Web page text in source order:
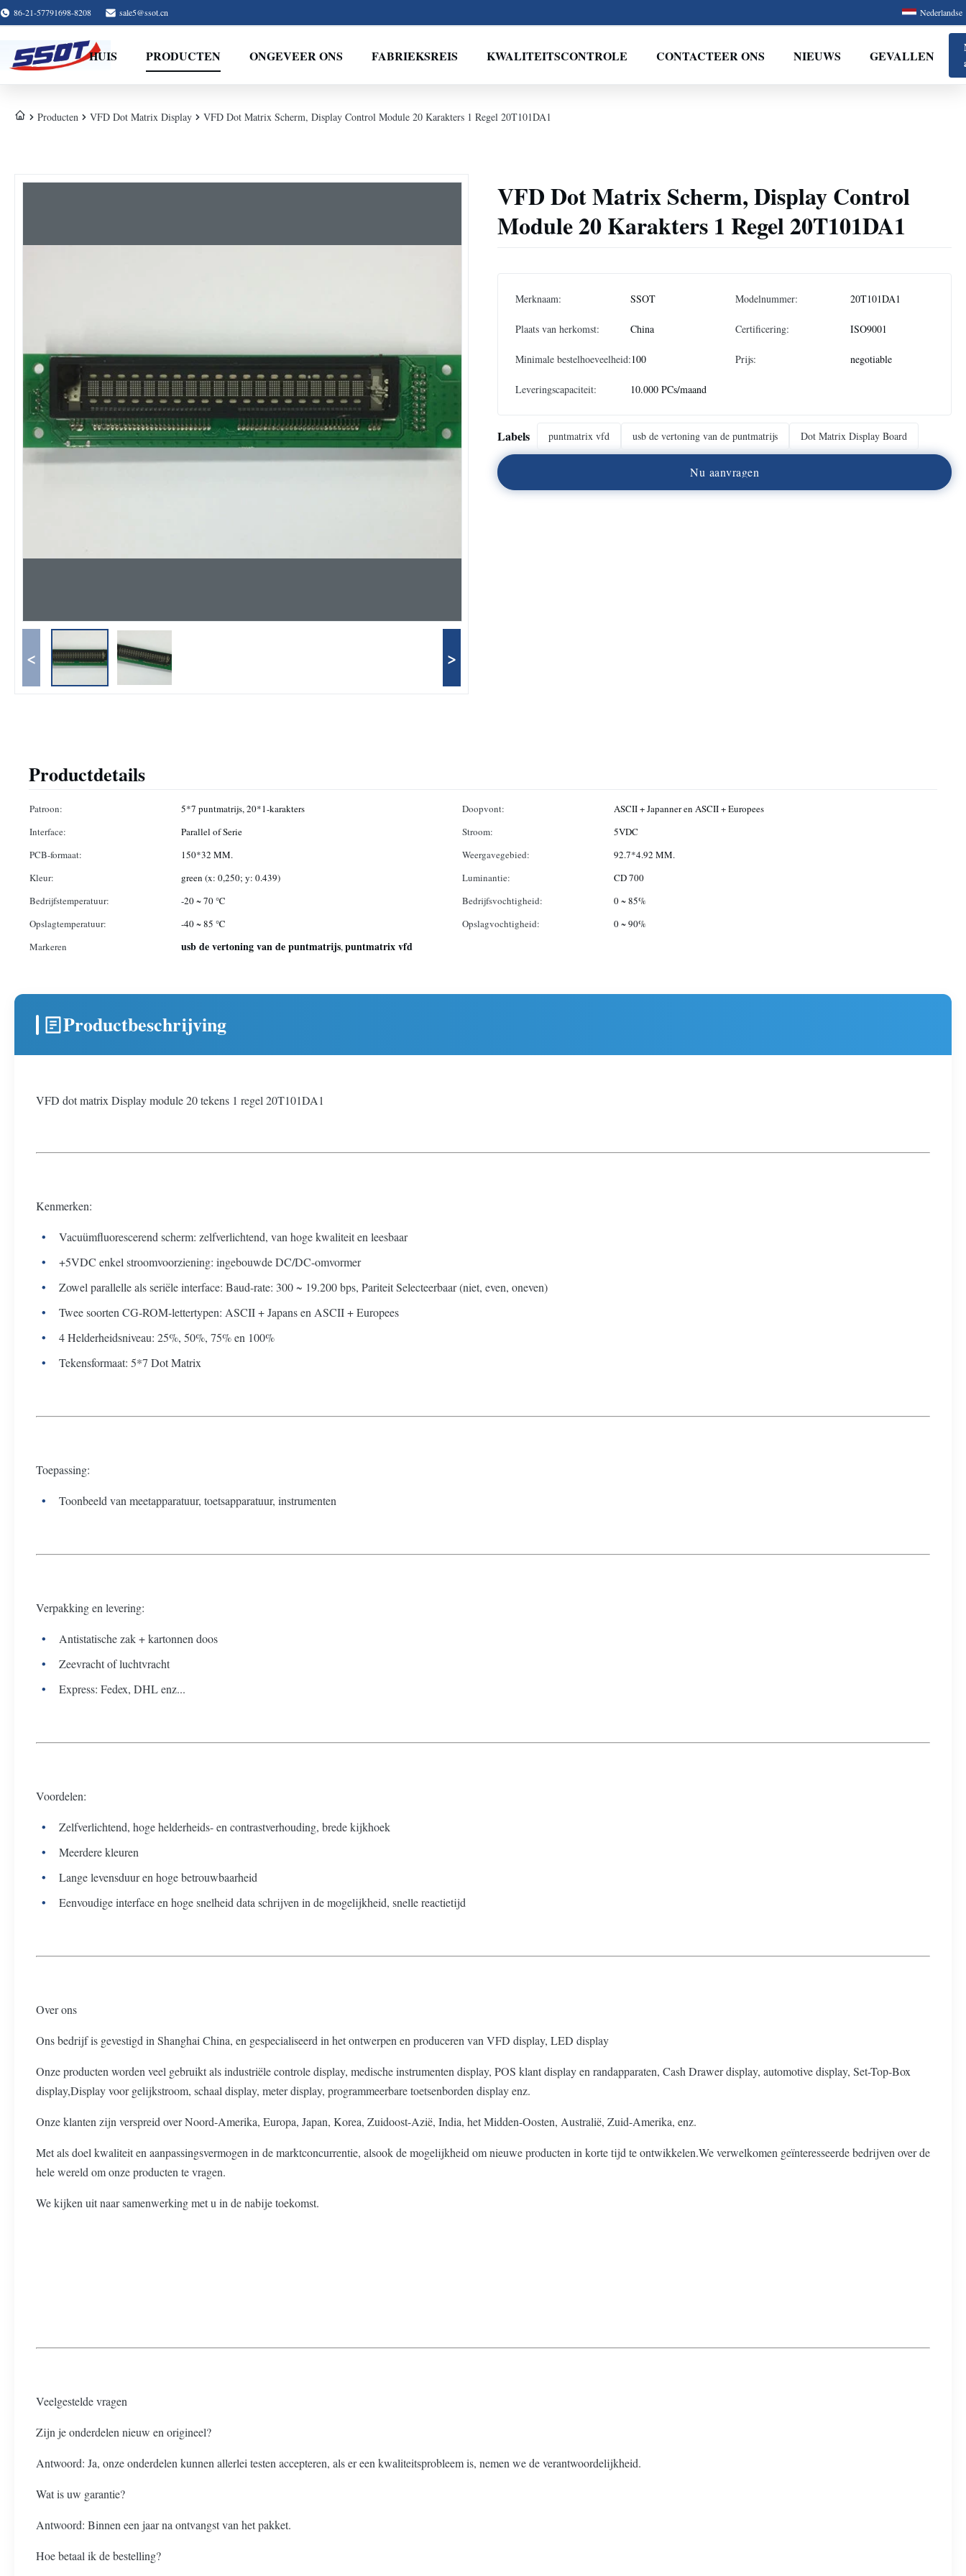
86-21-57791698-8208 sale5@ssot.cn Nederlandse
HUIS PRODUCTEN ONGEVEER ONS FABRIEKSREIS KWALITEITSCONTROLE CONTACTEER ONS NIEUWS GEVALLEN
Producten VFD Dot Matrix Display VFD Dot Matrix Scherm, Display Control Module 20 Karakters 1 Regel 20T101DA1
< >
VFD Dot Matrix Scherm, Display Control
Module 20 Karakters 1 Regel 20T101DA1
Merknaam: SSOT Modelnummer: 20T101DA1
Plaats van herkomst: China Certificering: ISO9001
Minimale bestelhoeveelheid:100 Prijs: negotiable
Leveringscapaciteit: 10.000 PCs/maand
Labels puntmatrix vfd usb de vertoning van de puntmatrijs Dot Matrix Display Board
Nu aanvragen
Productdetails
Patroon: 5*7 puntmatrijs, 20*1-karakters Doopvont:
ASCII + Japanner en ASCII + Europees
Interface:
Parallel of Serie Stroom:
5VDC
PCB-formaat:
150*32 MM. Weergavegebied:
92.7*4.92 MM.
Kleur:
green (x: 0,250; y: 0.439) Luminantie:
CD 700
Bedrijfstemperatuur:
-20 ~ 70 ℃ Bedrijfsvochtigheid:
0 ~ 85%
Opslagtemperatuur:
-40 ~ 85 ℃ Opslagvochtigheid:
0 ~ 90%
Markeren
usb de vertoning van de puntmatrijs,puntmatrix vfd
Productbeschrijving
VFD dot matrix Display module 20 tekens 1 regel 20T101DA1
Kenmerken:
Vacuümfluorescerend scherm: zelfverlichtend, van hoge kwaliteit en leesbaar
+5VDC enkel stroomvoorziening: ingebouwde DC/DC-omvormer
Zowel parallelle als seriële interface: Baud-rate: 300 ~ 19.200 bps, Pariteit Selecteerbaar (niet, even, oneven)
Twee soorten CG-ROM-lettertypen: ASCII + Japans en ASCII + Europees
4 Helderheidsniveau: 25%, 50%, 75% en 100%
Tekensformaat: 5*7 Dot Matrix
Toepassing:
Toonbeeld van meetapparatuur, toetsapparatuur, instrumenten
Verpakking en levering:
Antistatische zak + kartonnen doos
Zeevracht of luchtvracht
Express: Fedex, DHL enz...
Voordelen:
Zelfverlichtend, hoge helderheids- en contrastverhouding, brede kijkhoek
Meerdere kleuren
Lange levensduur en hoge betrouwbaarheid
Eenvoudige interface en hoge snelheid data schrijven in de mogelijkheid, snelle reactietijd
Over ons
Ons bedrijf is gevestigd in Shanghai China, en gespecialiseerd in het ontwerpen en produceren van VFD display, LED display
Onze producten worden veel gebruikt als industriële controle display, medische instrumenten display, POS klant display en randapparaten, Cash Drawer display, automotive display, Set-Top-Box
display,Display voor gelijkstroom, schaal display, meter display, programmeerbare toetsenborden display enz.
Onze klanten zijn verspreid over Noord-Amerika, Europa, Japan, Korea, Zuidoost-Azië, India, het Midden-Oosten, Australië, Zuid-Amerika, enz.
Met als doel kwaliteit en aanpassingsvermogen in de marktconcurrentie, alsook de mogelijkheid om nieuwe producten in korte tijd te ontwikkelen.We verwelkomen geïnteresseerde bedrijven over de
hele wereld om onze producten te vragen.
We kijken uit naar samenwerking met u in de nabije toekomst.
Veelgestelde vragen
Zijn je onderdelen nieuw en origineel?
Antwoord: Ja, onze onderdelen kunnen allerlei testen accepteren, als er een kwaliteitsprobleem is, nemen we de verantwoordelijkheid.
Wat is uw garantie?
Antwoord: Binnen een jaar na ontvangst van het pakket.
Hoe betaal ik de bestelling?